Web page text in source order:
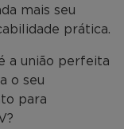
mais seu
prática.
a união perfeita
o seu
para